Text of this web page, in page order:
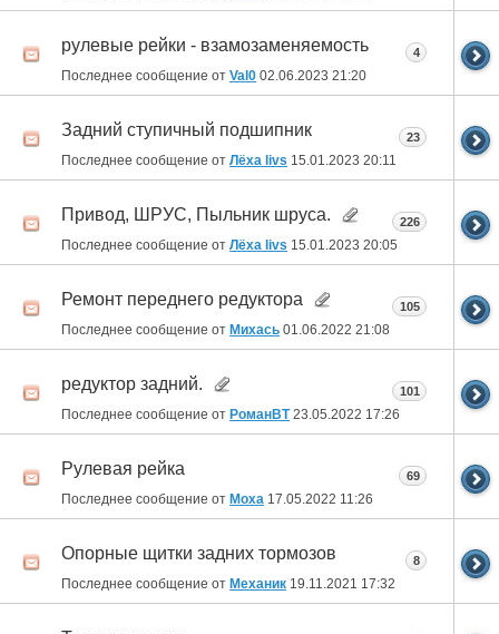
рулевые рейки - взамозаменяемость
Последнее сообщение от Val0 02.06.2023 21:20
4
Задний ступичный подшипник
Последнее сообщение от Лёха livs 15.01.2023 20:11
23
Привод, ШРУС, Пыльник шруса.
Последнее сообщение от Лёха livs 15.01.2023 20:05
226
Ремонт переднего редуктора
Последнее сообщение от Михась 01.06.2022 21:08
105
редуктор задний.
Последнее сообщение от РоманВТ23.05.2022 17:26
101
Рулевая рейка
Последнее сообщение от Moxa 17.05.2022 11:26
69
Опорные щитки задних тормозов
Последнее сообщение от Механик 19.11.2021 17:32
8